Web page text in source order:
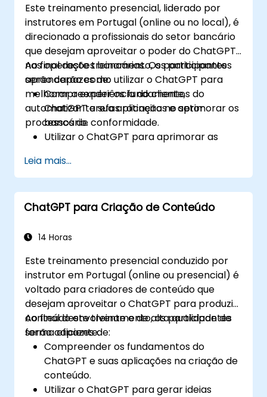
integrar o ChatGPT em estratégias de
gestão de riscos.
Este treinamento presencial, liderado por
instrutores em Portugal (online ou no local), é
direcionado a profissionais do setor bancário
que desejam aproveitar o poder do ChatGPT
nas operações bancárias. Os participantes
aprenderão como utilizar o ChatGPT para
melhorar a experiência do cliente,
automatizar tarefas rotineiras e aprimorar os
processos de conformidade.
Ao final deste treinamento, os participantes
serão capazes de:
Compreender os fundamentos do
ChatGPT e sua aplicação no setor
bancário.
Utilizar o ChatGPT para aprimorar as
orientação financeira personalizada.
Automatizar tarefas rotineiras do banco
usando o ChatGPT.
Implementar o ChatGPT para
operações bancárias.
Leia mais...
ChatGPT para Criação de Conteúdo
14 Horas
Este treinamento presencial conduzido por
instrutor em Portugal (online ou presencial) é
voltado para criadores de conteúdo que
desejam aproveitar o ChatGPT para produzir
conteúdo envolvente e de alta qualidade de
forma eficiente.
Ao final deste treinamento, os participantes
serão capazes de:
Compreender os fundamentos do
ChatGPT e suas aplicações na criação de
conteúdo.
Utilizar o ChatGPT para gerar ideias